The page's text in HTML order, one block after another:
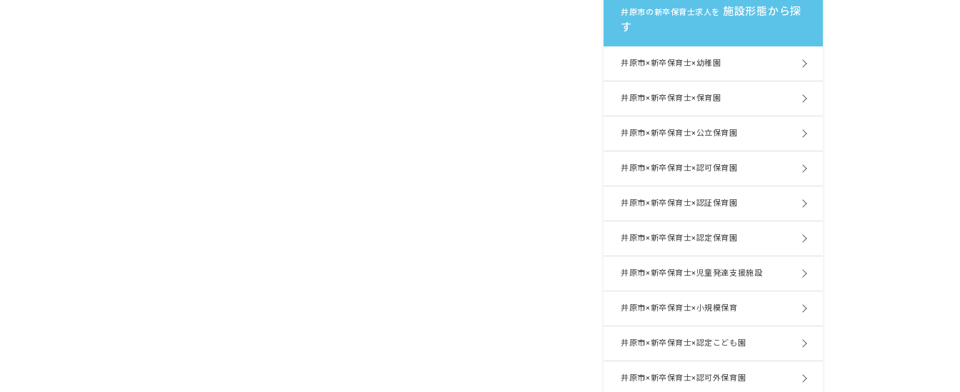
井原市の新卒保育士求人を 施設形態から探
す
井原市×新卒保育士×幼稚園
井原市×新卒保育士×保育園
井原市×新卒保育士×公立保育園
井原市×新卒保育士×認可保育園
井原市×新卒保育士×認証保育園
井原市×新卒保育士×認定保育園
井原市×新卒保育士×児童発達支援施設
井原市×新卒保育士×小規模保育
井原市×新卒保育士×認定こども園
井原市×新卒保育士×認可外保育園